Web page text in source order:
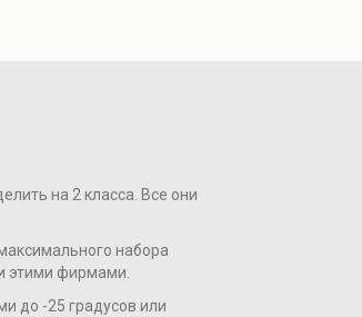
на 2 класса. Все они
набора
этими фирмами.
до -25 градусов или